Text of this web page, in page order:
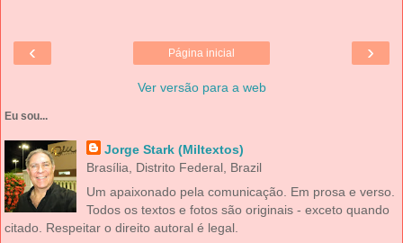
‹ ›
Página inicial
Ver versão para a web
Eu sou...
Jorge Stark (Miltextos)
Brasília, Distrito Federal, Brazil
Um apaixonado pela comunicação. Em prosa e verso.
Todos os textos e fotos são originais - exceto quando
citado. Respeitar o direito autoral é legal.